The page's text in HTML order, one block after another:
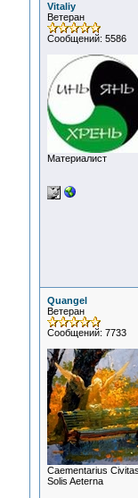
Vitaliy
Ветеран
Сообщений: 5586
Материалист
Quangel
Ветеран
Сообщений: 7733
Сaementarius Civitas
Solis Aeterna